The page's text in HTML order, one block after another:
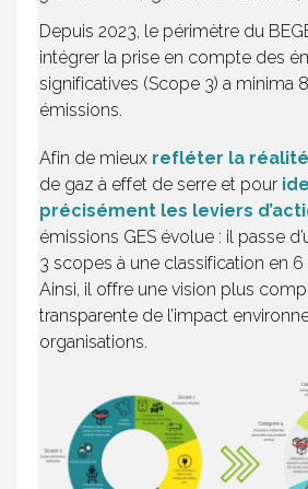
Depuis 2023, le périmètre du
intégrer la prise en compte des
significatives (Scope 3) a minima
émissions.
Afin de mieux refléter la réalité
de gaz à effet de serre et pour
précisément les leviers
émissions GES évolue : il passe
3 scopes à une classification en 6
Ainsi, il offre une vision plus
transparente de l’impact
organisations.